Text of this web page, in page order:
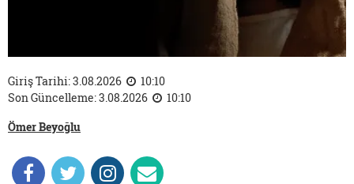
Giriş Tarihi: 3.08.2026
10:10
Son Güncelleme: 3.08.2026
10:10
Ömer Beyoğlu